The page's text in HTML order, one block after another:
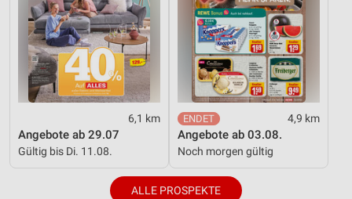
6,1 km
Angebote ab 29.07
Gültig bis Di. 11.08.
4,9 km
Angebote ab 03.08.
Noch morgen gültig
ALLE PROSPEKTE